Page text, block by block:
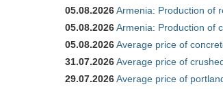
05.08.2026Armenia: Production of
05.08.2026Armenia: Production of
05.08.2026Average price of
31.07.2026Average price of
29.07.2026Average price of